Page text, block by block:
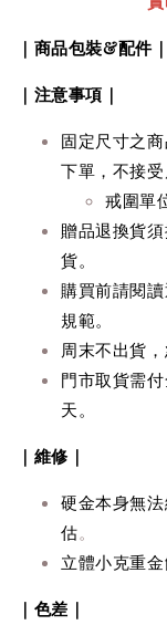
｜商品包裝&配件
｜注意事項｜
固定尺寸之
下單，不接受
戒圍單
贈品退換貨
貨。
購買前請閱
規範。
周末不出貨，
門市取貨需
天。
｜維修｜
硬金本身無
估。
立體小克重
｜色差｜